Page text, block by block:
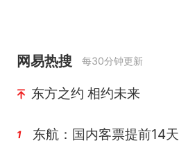
网易热搜 每30分钟更新
东方之约 相约未来
1